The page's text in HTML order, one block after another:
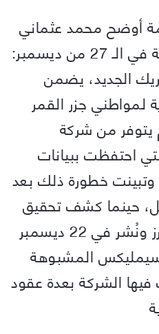
أوضح محمد عثماني
لصحيفة الوطن الرسمية في الـ 27 من ديسمبر:
الجديد، يضمن
لمواطني جزر القمر
يتوفر من شركة
احتفظت ببيانات
وتبينت خطورة ذلك بعد
حينما كشف تحقيق
موسع أجرته وكالة رويترز ونُشر في 22 ديسمبر
سيمليكس المشبوهة
فيها الشركة بعدة عقود